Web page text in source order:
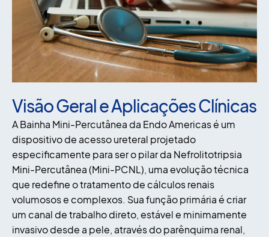
Visão Geral e Aplicações Clínicas
A Bainha Mini-Percutânea da Endo Americas é um
dispositivo de acesso ureteral projetado
especificamente para ser o pilar da Nefrolitotripsia
Mini-Percutânea (Mini-PCNL), uma evolução técnica
que redefine o tratamento de cálculos renais
volumosos e complexos. Sua função primária é criar
um canal de trabalho direto, estável e minimamente
invasivo desde a pele, através do parênquima renal,